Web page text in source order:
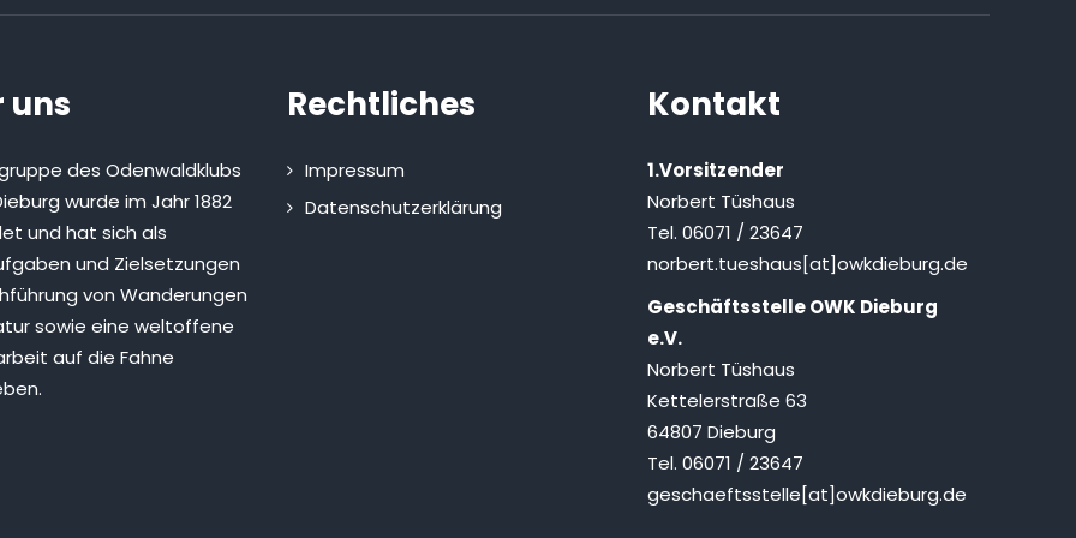
uns
des Odenwaldklubs
wurde im Jahr 1882
und hat sich als
und Zielsetzungen
von Wanderungen
sowie eine weltoffene
auf die Fahne
Rechtliches
Impressum
Datenschutzerklärung
Kontakt
1.Vorsitzender
Norbert Tüshaus
Tel. 06071 / 23647
norbert.tueshaus[at]owkdieburg.de
Geschäftsstelle OWK Dieburg
e.V.
Norbert Tüshaus
Kettelerstraße 63
64807 Dieburg
Tel. 06071 / 23647
geschaeftsstelle[at]owkdieburg.de